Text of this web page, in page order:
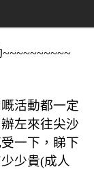
活動都一定
左來往尖沙
一下，睇下
少貴(成人